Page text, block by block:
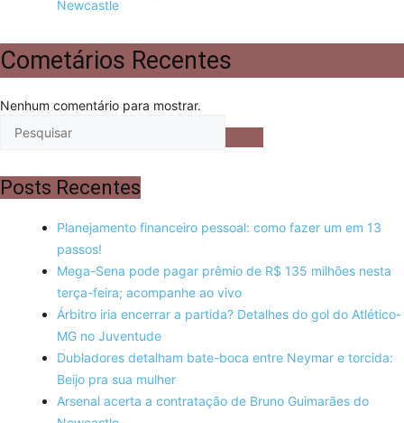
Newcastle
Cometários Recentes
Nenhum comentário para mostrar.
Posts Recentes
Planejamento financeiro pessoal: como fazer um em 13
passos!
Mega-Sena pode pagar prêmio de R$ 135 milhões nesta
terça-feira; acompanhe ao vivo
Árbitro iria encerrar a partida? Detalhes do gol do Atlético-
MG no Juventude
Dubladores detalham bate-boca entre Neymar e torcida:
Beijo pra sua mulher
Arsenal acerta a contratação de Bruno Guimarães do